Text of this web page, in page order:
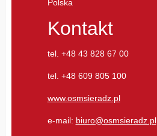
Polska
Kontakt
tel. +48 43 828 67 00
tel. +48 609 805 100
www.osmsieradz.pl
e-mail: biuro@osmsieradz.pl